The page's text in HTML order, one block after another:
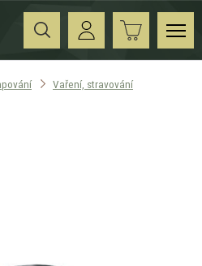
Vaření, stravování